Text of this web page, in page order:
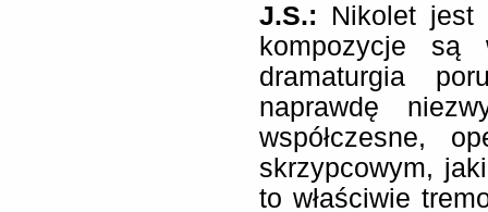
J.S.: Nikolet jest
kompozycje są
dramaturgia
naprawdę
współczesne,
skrzypcowym,
to właściwie